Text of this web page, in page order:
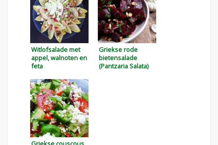
Witlofsalade met
appel, walnoten en
feta
Griekse rode
bietensalade
(Pantzaria Salata)